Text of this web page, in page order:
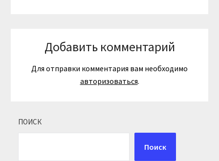
Добавить комментарий
Для отправки комментария вам необходимо
авторизоваться.
ПОИСК
Поиск